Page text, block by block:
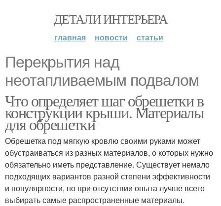
ДЕТАЛИ ИНТЕРЬЕРА
главная новости статьи
Перекрытия над
неотапливаемым подвалом
Что определяет шаг обрешетки в
конструкции крыши. Материалы
для обрешетки
Обрешетка под мягкую кровлю своими руками может
обустраиваться из разных материалов, о которых нужно
обязательно иметь представление. Существует немало
подходящих вариантов разной степени эффективности
и популярности, но при отсутствии опыта лучше всего
выбирать самые распространенные материалы.